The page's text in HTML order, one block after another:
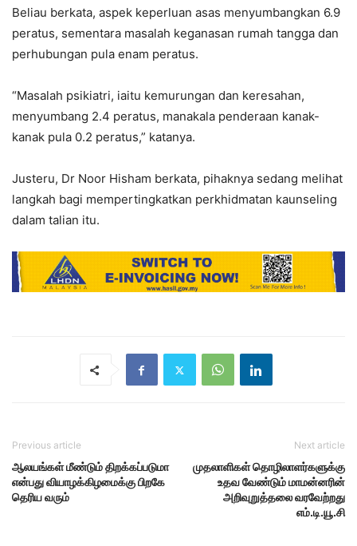
Beliau berkata, aspek keperluan asas menyumbangkan 6.9
peratus, sementara masalah keganasan rumah tangga dan
perhubungan pula enam peratus.
“Masalah psikiatri, iaitu kemurungan dan keresahan,
menyumbang 2.4 peratus, manakala penderaan kanak-
kanak pula 0.2 peratus,” katanya.
Justeru, Dr Noor Hisham berkata, pihaknya sedang melihat
langkah bagi mempertingkatkan perkhidmatan kaunseling
dalam talian itu.
Previous article
ஆலயங்கள் மீண்டும் திறக்கப்படுமா
என்பது வியாழக்கிழமைக்கு பிறகே
தெரிய வரும்
Next article
முதலாளிகள் தொழிலாளர்களுக்கு
உதவ வேண்டும் மாமன்னரின்
அறிவுறுத்தலை வரவேற்றது
எம்.டி.யூ.சி